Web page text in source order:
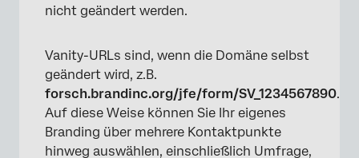
nicht geändert werden.
Vanity-URLs sind, wenn die Domäne selbst
geändert wird, z.B.
forsch.brandinc.org/jfe/form/SV_1234567890.
Auf diese Weise können Sie Ihr eigenes
Branding über mehrere Kontaktpunkte
hinweg auswählen, einschließlich Umfrage,